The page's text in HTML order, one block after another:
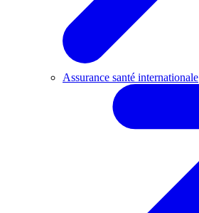
Assurance santé internationale